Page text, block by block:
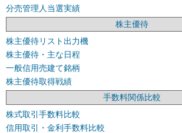
分売管理人当選実績
株主優待
株主優待リスト出力機
株主優待・主な日程
一般信用売建て銘柄
株主優待取得戦績
手数料関係比較
株式取引手数料比較
信用取引・金利手数料比較